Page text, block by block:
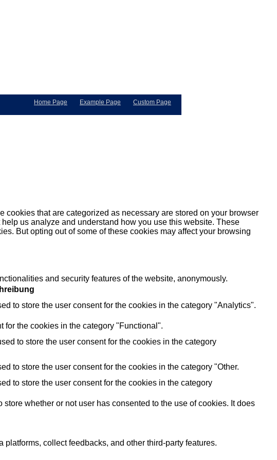
Home Page Example Page Custom Page
that are categorized as necessary are stored on your browser
us analyze and understand how you use this website. These
But opting out of some of these cookies may affect your browsing
and security features of the website, anonymously.
to store the user consent for the cookies in the category "Analytics".
for the cookies in the category "Functional".
to store the user consent for the cookies in the category
to store the user consent for the cookies in the category "Other.
to store the user consent for the cookies in the category
whether or not user has consented to the use of cookies. It does
collect feedbacks, and other third-party features.